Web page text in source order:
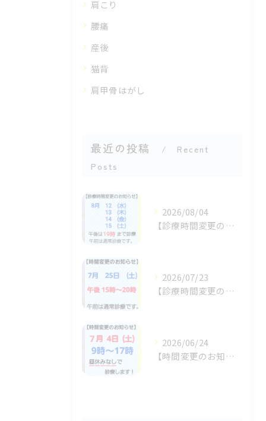
肩こり
腰痛
産後
猫背
肩甲骨はがし
最近の投稿
Recent
Posts
2026/08/04
【診療時間変更のお知らせ】
2026/07/23
【診療時間変更のお知らせ】
2026/06/24
【時間変更のお知らせ】